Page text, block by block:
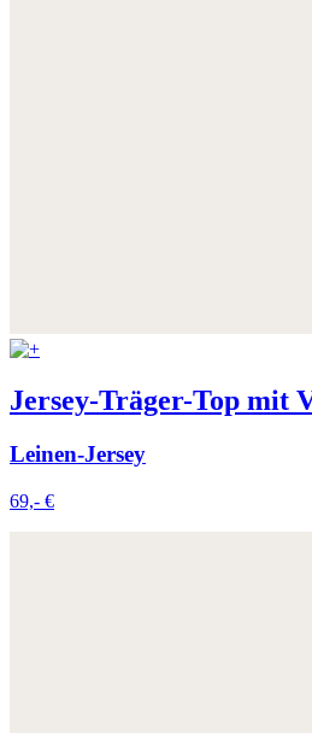
Jersey-Träger-Top mit
Leinen-Jersey
69,- €